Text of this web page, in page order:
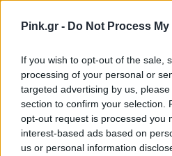
Pink.gr - Do Not Process
If you wish to opt-out of the sale,
processing of your personal or
targeted advertising by us,
section to confirm your selection.
opt-out request is processed you
interest-based ads based on
us or personal information
Ακολουθήστε το Pink.gr
Ακολουθήστε το Pink.gr